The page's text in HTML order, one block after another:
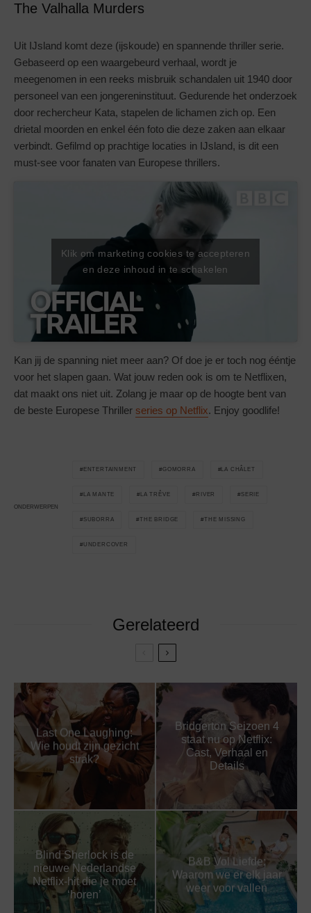
The Valhalla Murders
Uit IJsland komt deze (ijskoude) en spannende thriller serie.
Gebaseerd op een waargebeurd verhaal, wordt je
meegenomen in een reeks misbruik schandalen uit 1940 door
personeel van een jongereninstituut. Gedurende het onderzoek
door rechercheur Kata, stapelen de lichamen zich op. Een
drietal moorden en enkel één foto die deze zaken aan elkaar
verbindt. Gefilmd op prachtige locaties in IJsland, is dit een
must-see voor fanaten van Europese thrillers.
Klik om marketing cookies te accepteren
en deze inhoud in te schakelen
Kan jij de spanning niet meer aan? Of doe je er toch nog ééntje
voor het slapen gaan. Wat jouw reden ook is om te Netflixen,
dat maakt ons niet uit. Zolang je maar op de hoogte bent van
de beste Europese Thriller series op Netflix. Enjoy goodlife!
ONDERWERPEN
ENTERTAINMENT GOMORRA LA CHÂLET
LA MANTE LA TRÊVE RIVER SERIE
SUBORRA THE BRIDGE THE MISSING
UNDERCOVER
Gerelateerd
Last One Laughing:
Wie houdt zijn gezicht
strak?
Bridgerton Seizoen 4
staat nu op Netflix:
Cast, Verhaal en
Details
Blind Sherlock is de
nieuwe Nederlandse
Netflix-hit die je moet
‘horen’
B&B Vol Liefde:
Waarom we er elk jaar
weer voor vallen